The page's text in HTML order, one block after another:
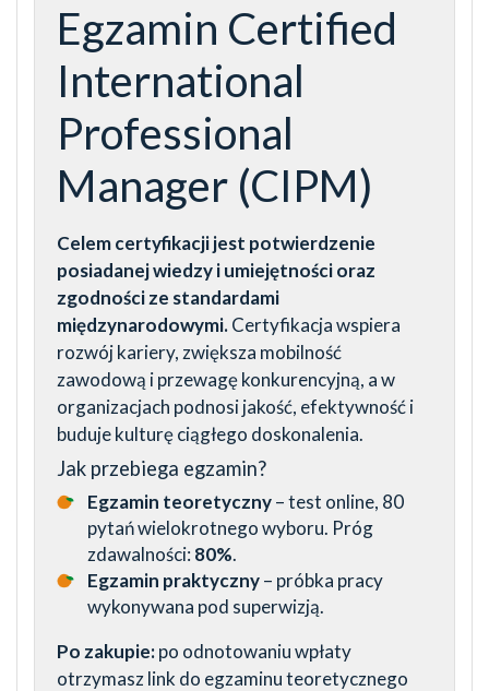
Egzamin Certified
International
Professional
Manager (CIPM)
Celem certyfikacji jest potwierdzenie
posiadanej wiedzy i umiejętności oraz
zgodności ze standardami
międzynarodowymi.Certyfikacja wspiera
rozwój kariery, zwiększa mobilność
zawodową i przewagę konkurencyjną, a w
organizacjach podnosi jakość, efektywność i
buduje kulturę ciągłego doskonalenia.
Jak przebiega egzamin?
Egzamin teoretyczny– test online, 80
pytań wielokrotnego wyboru. Próg
zdawalności: 80%.
Egzamin praktyczny– próbka pracy
wykonywana pod superwizją.
Po zakupie:po odnotowaniu wpłaty
otrzymasz link do egzaminu teoretycznego